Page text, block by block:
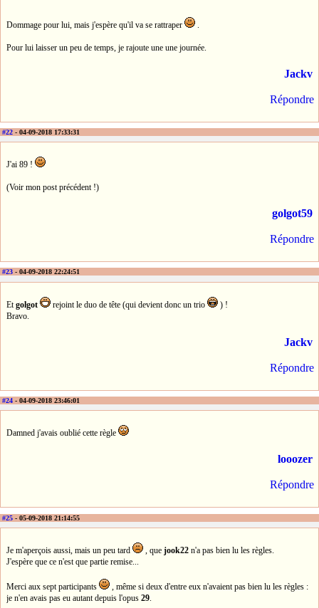
Dommage pour lui, mais j'espère qu'il va se rattraper
Pour lui laisser un peu de temps, je rajoute une une journée.
Jackv
Répondre
#22 - 04-09-2018 17:33:31
J'ai 89 !
(Voir mon post précédent !)
golgot59
Répondre
#23 - 04-09-2018 22:24:51
Et golgot rejoint le duo de tête (qui devient donc un trio
) !
Bravo.
Jackv
Répondre
#24 - 04-09-2018 23:46:01
Damned j'avais oublié cette règle
looozer
Répondre
#25 - 05-09-2018 21:14:55
Je m'aperçois aussi, mais un peu tard , que jook22 n'a pas bien lu les règles.
J'espère que ce n'est que partie remise...
Merci aux sept participants
, même si deux d'entre eux n'avaient pas bien lu les règles :
je n'en avais pas eu autant depuis l'opus 29.